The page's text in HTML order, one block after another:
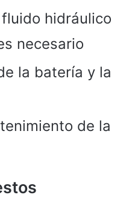
hidráulico
necesario
la batería y la
de la